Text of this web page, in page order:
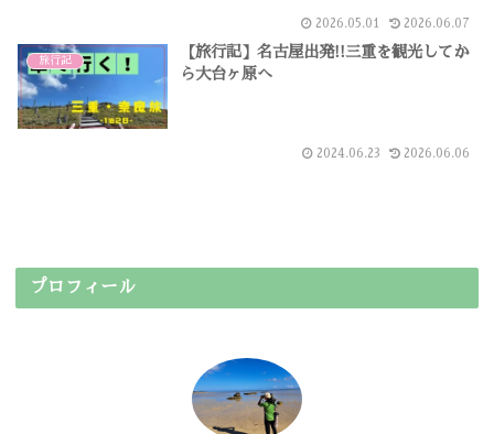
2026.05.01 2026.06.07
旅行記
【旅行記】名古屋出発!!三重を観光してか
ら大台ヶ原へ
2024.06.23 2026.06.06
プロフィール